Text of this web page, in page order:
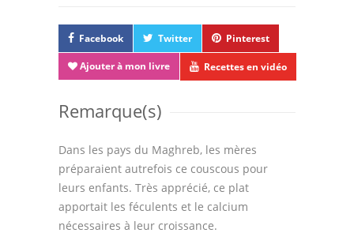
Facebook Twitter Pinterest
Ajouter à mon livre Recettes en vidéo
Remarque(s)
Dans les pays du Maghreb, les mères
préparaient autrefois ce couscous pour
leurs enfants. Très apprécié, ce plat
apportait les féculents et le calcium
nécessaires à leur croissance.